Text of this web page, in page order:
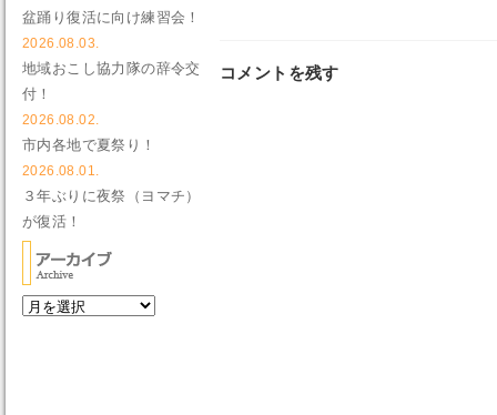
コメントを残す
盆踊り復活に向け練習会！
2026.08.03.
地域おこし協力隊の辞令交
付！
2026.08.02.
市内各地で夏祭り！
2026.08.01.
３年ぶりに夜祭（ヨマチ）
が復活！